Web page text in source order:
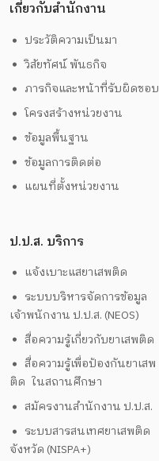
เกี่ยวกับสำนักงาน
ประวัติความเป็นมา
วิสัยทัศน์ พันธกิจ
ภารกิจและหน้าที่รับผิดชอบ
โครงสร้างหน่วยงาน
ข้อมูลพื้นฐาน
ข้อมูลการติดต่อ
แผนที่ตั้งหน่วยงาน
ป.ป.ส. บริการ
แจ้งเบาะแสยาเสพติด
ระบบบริหารจัดการข้อมูล
เจ้าพนักงาน ป.ป.ส. (NEOS)
สื่อความรู้เกี่ยวกับยาเสพติด
สื่อความรู้เพื่อป้องกันยาเสพ
ติด ในสถานศึกษา
สมัครงานสำนักงาน ป.ป.ส.
ระบบสารสนเทศยาเสพติด
จังหวัด (NISPA+)